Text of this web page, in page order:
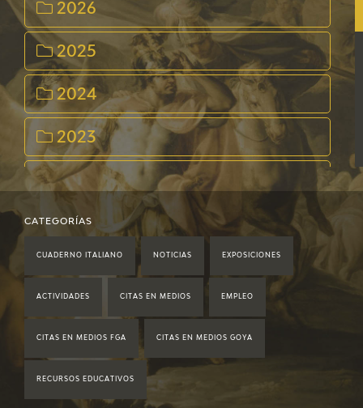
2026
2025
2024
2023
2022
2021
2017
CATEGORÍAS
CUADERNO ITALIANO NOTICIAS EXPOSICIONES
ACTIVIDADES CITAS EN MEDIOS EMPLEO
CITAS EN MEDIOS FGA CITAS EN MEDIOS GOYA
RECURSOS EDUCATIVOS